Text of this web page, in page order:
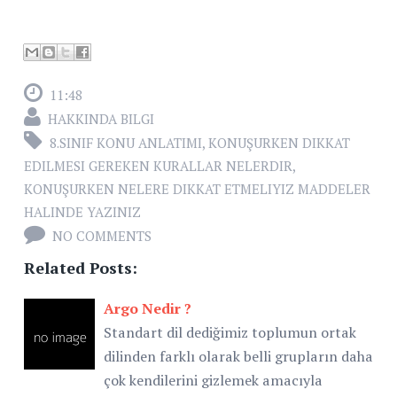
11:48
HAKKINDA BILGI
8.SINIF KONU ANLATIMI, KONUŞURKEN DIKKAT
EDILMESI GEREKEN KURALLAR NELERDIR,
KONUŞURKEN NELERE DIKKAT ETMELIYIZ MADDELER
HALINDE YAZINIZ
NO COMMENTS
Related Posts:
Argo Nedir ?
Standart dil dediğimiz toplumun ortak
dilinden farklı olarak belli grupların daha
çok kendilerini gizlemek amacıyla